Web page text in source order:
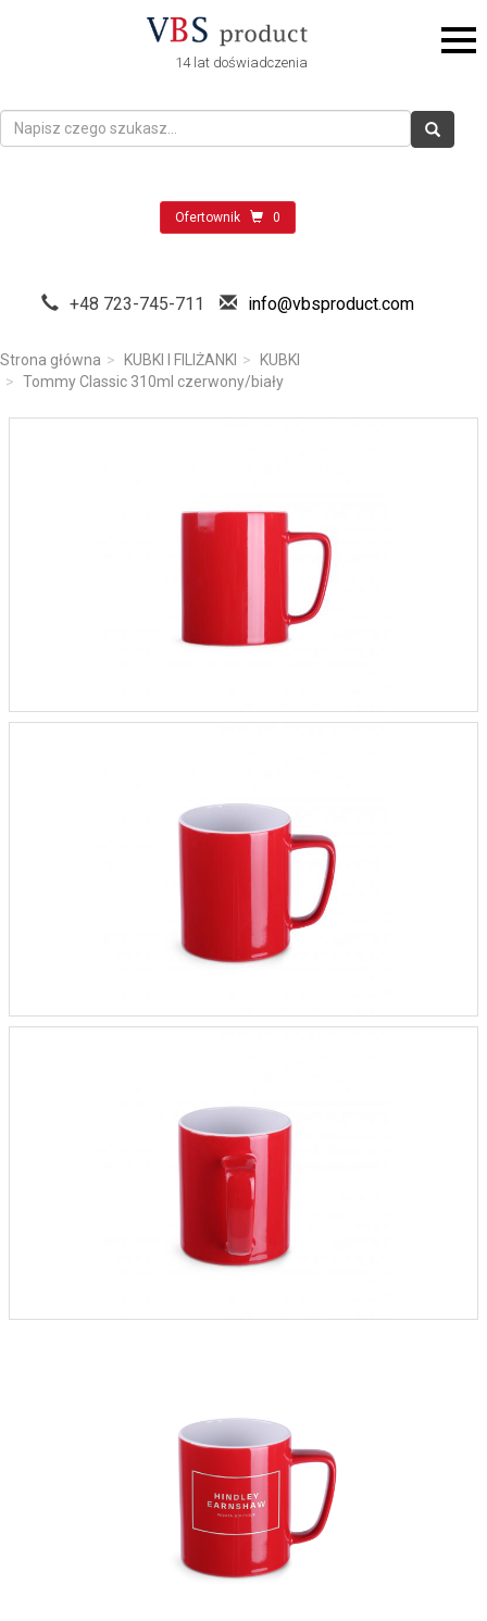
14 lat doświadczenia
Ofertownik 0
+48 723-745-711 info@vbsproduct.com
Strona główna KUBKI I FILIŻANKI
KUBKI
Tommy Classic 310ml czerwony/biały